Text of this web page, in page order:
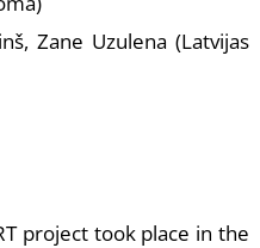
Zane Uzulena (Latvijas
project took place in the